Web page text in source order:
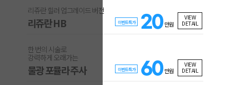
리쥬란 힐러 업그레이드 버전
리쥬란 HB 이벤트특가 20만원
VIEW
DETAIL
한 번의 시술로
강력하게 오래가는
물광 포뮬라 주사 이벤트특가 60만원
VIEW
DETAIL